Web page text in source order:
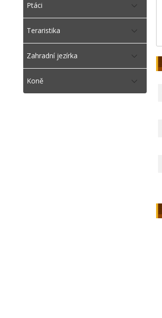
Ptáci
Teraristika
Zahradní jezírka
Koně